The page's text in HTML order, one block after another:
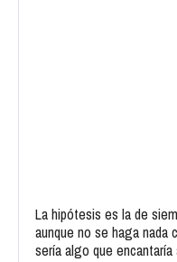
La hipótesis es la de
aunque no se haga
sería algo que